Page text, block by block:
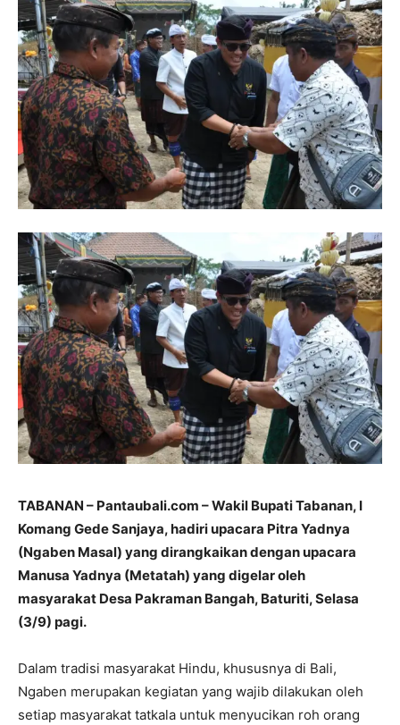
TABANAN – Pantaubali.com –Wakil Bupati Tabanan, I
Komang Gede Sanjaya, hadiri upacara Pitra Yadnya
(Ngaben Masal) yang dirangkaikan dengan upacara
Manusa Yadnya (Metatah) yang digelar oleh
masyarakat Desa Pakraman Bangah, Baturiti, Selasa
(3/9) pagi.
Dalam tradisi masyarakat Hindu, khususnya di Bali,
Ngaben merupakan kegiatan yang wajib dilakukan oleh
setiap masyarakat tatkala untuk menyucikan roh orang